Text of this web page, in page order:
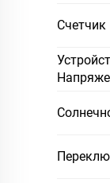
Счетчик